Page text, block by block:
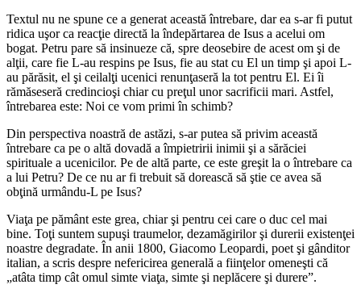
Textul nu ne spune ce a generat această întrebare, dar ea s-ar fi putut
ridica uşor ca reacţie directă la îndepărtarea de Isus a acelui om
bogat. Petru pare să insinueze că, spre deosebire de acest om şi de
alţii, care fie L-au respins pe Isus, fie au stat cu El un timp şi apoi L-
au părăsit, el şi ceilalţi ucenici renunţaseră la tot pentru El. Ei îi
rămăseseră credincioşi chiar cu preţul unor sacrificii mari. Astfel,
întrebarea este: Noi ce vom primi în schimb?
Din perspectiva noastră de astăzi, s-ar putea să privim această
întrebare ca pe o altă dovadă a împietririi inimii şi a sărăciei
spirituale a ucenicilor. Pe de altă parte, ce este greşit la o întrebare ca
a lui Petru? De ce nu ar fi trebuit să dorească să ştie ce avea să
obţină urmându-L pe Isus?
Viaţa pe pământ este grea, chiar şi pentru cei care o duc cel mai
bine. Toţi suntem supuşi traumelor, dezamăgirilor şi durerii existenţei
noastre degradate. În anii 1800, Giacomo Leopardi, poet şi gânditor
italian, a scris despre nefericirea generală a fiinţelor omeneşti că
„atâta timp cât omul simte viaţa, simte şi neplăcere şi durere”.